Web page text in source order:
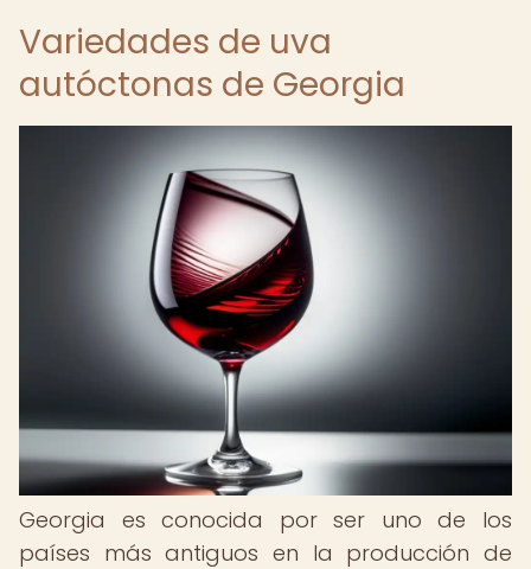
Variedades de uva
autóctonas de Georgia
Georgia es conocida por ser uno de los
países más antiguos en la producción de